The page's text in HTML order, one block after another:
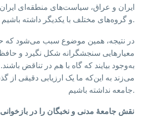
ایران و عراق، سیاست‌های منطقه‌ای
و گروه‌های مختلف با یکدیگر داشته باشیم.
در نتیجه، همین موضوع سبب می‌شود که
معیارهایی سنجشگرانه شکل نگیرد و
به‌وجود بیایند که گاه با هم در تناقض
می‌زند به این‌که ما یک ارزیابی دقیقی از
جامعه نداشته باشیم.
نقش جامعهٔ مدنی و نخبگان را در